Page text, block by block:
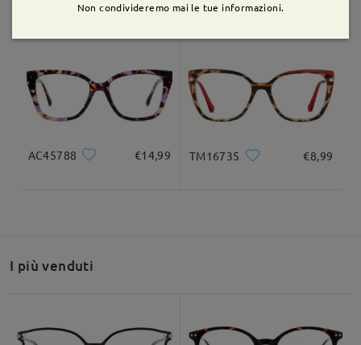
Domanda
Quanto misura la distanza interna delle aste?
da Eleonora su Apr 29 , 2026
La larghezza totale di questa cornice è di 129 mm.
su Apr 30 , 2026
AC45788 €14,99 TM16735 €8,99
I più venduti
Non condivideremo mai le tue informazioni.